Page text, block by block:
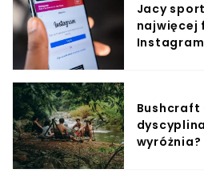
Jacy
najwięcej
Bushcraft
wyróżnia?